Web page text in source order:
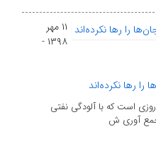
۱۱ مهر
۱۳۹۸ -
رها نکرده‌اند
است که با آلودگی نفتی
آوری ش